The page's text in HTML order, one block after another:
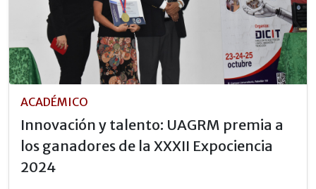
ACADÉMICO
Innovación y talento: UAGRM premia a
los ganadores de la XXXII Expociencia
2024